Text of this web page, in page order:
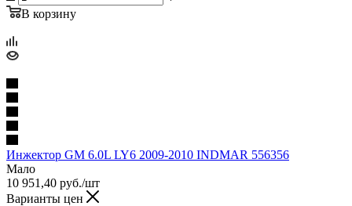
В корзину
Инжектор GM 6.0L LY6 2009-2010 INDMAR 556356
Мало
10 951,40 руб./шт
Варианты цен